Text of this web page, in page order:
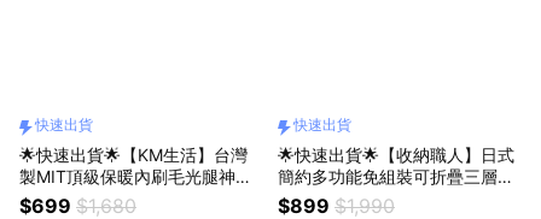
快速出貨
🌟快速出貨🌟【KM生活】台灣
製MIT頂級保暖內刷毛光腿神器/
超顯瘦絲襪2雙/組_4色任選
$699 $1,680
快速出貨
🌟快速出貨🌟【收納職人】日式
簡約多功能免組裝可折疊三層收
納推車_5色任選
$899 $1,990